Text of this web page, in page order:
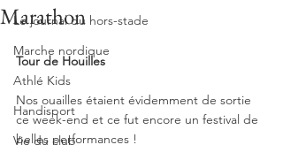
Le journal du hors-stade
Marche nordique
Athlé Kids
Handisport
Vie du club
Marathon
Tour de Houilles
Nos ouailles étaient évidemment de sortie
ce week-end et ce fut encore un festival de
belles performances !